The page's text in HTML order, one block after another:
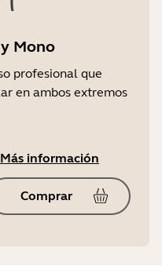
Mono
profesional que
en ambos extremos
Más información
Comprar